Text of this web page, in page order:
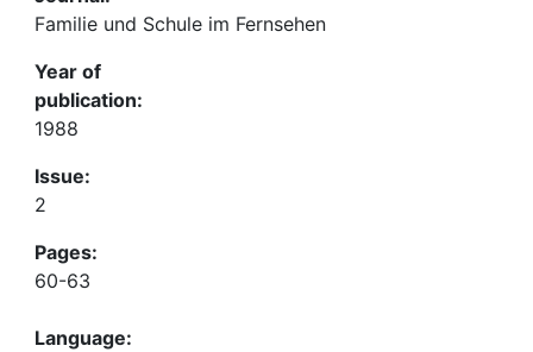
Familie und Schule im Fernsehen
Year of
publication:
1988
Issue:
2
Pages:
60-63
Language: